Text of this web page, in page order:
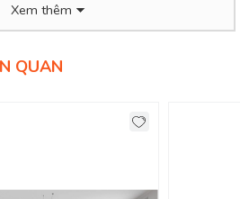
yêu cầu.
Xem thêm
QUAN